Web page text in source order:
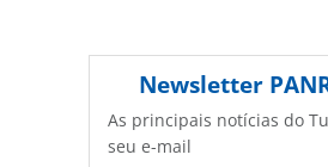
Newsletter
As principais notícias do
seu e-mail